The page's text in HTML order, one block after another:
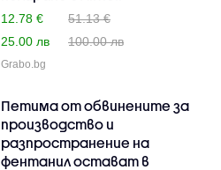
12.78 €
51.13 €
25.00 лв
100.00 лв
Grabo.bg
Петима от обвинените за
производство и
разпространение на
фентанил остават в